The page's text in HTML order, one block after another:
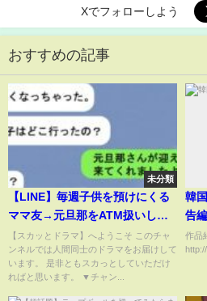
Xでフォローしよう
おすすめの記事
未分類
【LINE】毎週子供を預けにくる
ママ友→元旦那をATM扱いした
ことを伝えた結果w【スカッと】
【スカッとドラマ】へようこそ このチャ
ンネルでは人間同士のドラマをお届けして
います。 是非ともスカっとしていただけ
ればと思います。 ▼チャン...
韓
告編
作品